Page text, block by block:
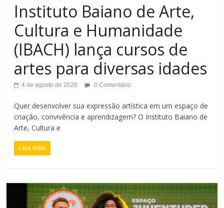
Instituto Baiano de Arte,
Cultura e Humanidade
(IBACH) lança cursos de
artes para diversas idades
4 de agosto de 2026 0 Comentário
Quer desenvolver sua expressão artística em um espaço de
criação, convivência e aprendizagem? O Instituto Baiano de
Arte, Cultura e
Leia mais